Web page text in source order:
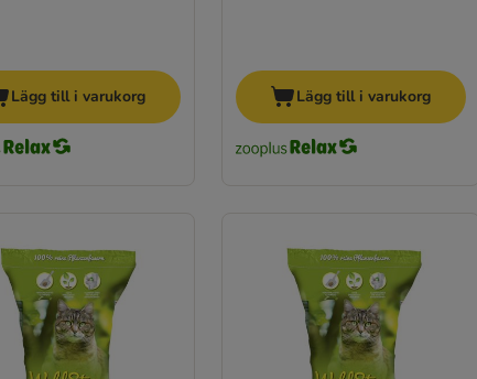
Lägg till i varukorg Lägg till i varukorg